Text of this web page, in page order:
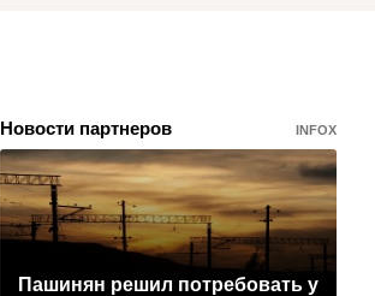
Новости партнеров INFOX
Пашинян рeшил потребовать у